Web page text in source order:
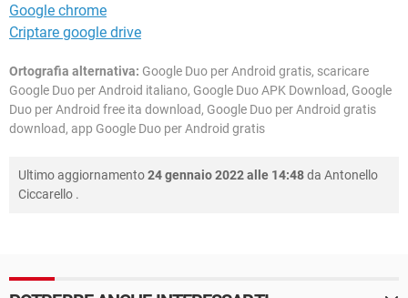
Google chrome
Criptare google drive
Ortografia alternativa: Google Duo per Android gratis, scaricare
Google Duo per Android italiano, Google Duo APK Download, Google
Duo per Android free ita download, Google Duo per Android gratis
download, app Google Duo per Android gratis
Ultimo aggiornamento24 gennaio 2022 alle 14:48da Antonello
Ciccarello .